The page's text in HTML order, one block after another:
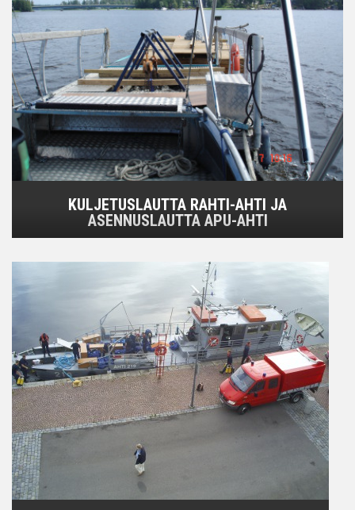
KULJETUSLAUTTA RAHTI-AHTI JA
ASENNUSLAUTTA APU-AHTI